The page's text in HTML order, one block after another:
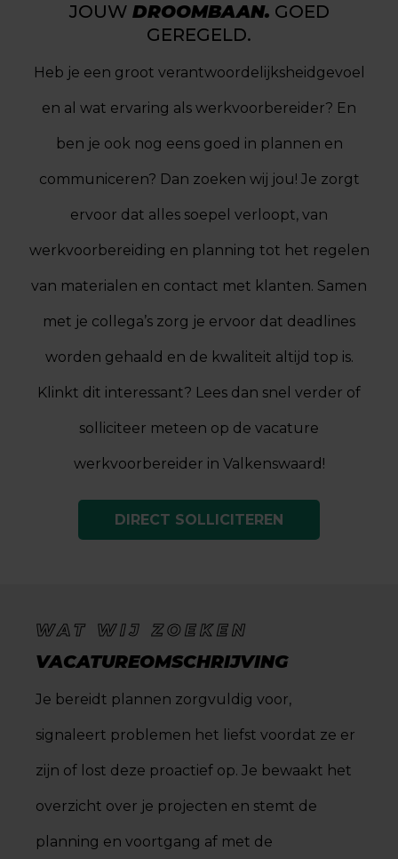
JOUW DROOMBAAN. GOED
GEREGELD.
Heb je een groot verantwoordelijksheidgevoel
en al wat ervaring als werkvoorbereider? En
ben je ook nog eens goed in plannen en
communiceren? Dan zoeken wij jou! Je zorgt
ervoor dat alles soepel verloopt, van
werkvoorbereiding en planning tot het regelen
van materialen en contact met klanten. Samen
met je collega’s zorg je ervoor dat deadlines
worden gehaald en de kwaliteit altijd top is.
Klinkt dit interessant? Lees dan snel verder of
solliciteer meteen op de vacature
werkvoorbereider in Valkenswaard!
DIRECT SOLLICITEREN
WAT WIJ ZOEKEN
VACATUREOMSCHRIJVING
Je bereidt plannen zorgvuldig voor,
signaleert problemen het liefst voordat ze er
zijn of lost deze proactief op. Je bewaakt het
overzicht over je projecten en stemt de
planning en voortgang af met de